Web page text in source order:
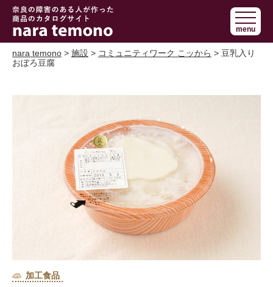
奈良で障害の
ある人の手作
り商品 nara
temono
menu
nara temono > 施設 > コミュニティワーク こッから > 豆乳入り
おぼろ豆腐
加工食品